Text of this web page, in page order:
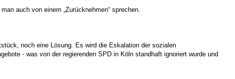
auch von einem „Zurücknehmen“ sprechen.
noch eine Lösung. Es wird die Eskalation der sozialen
- was von der regierenden SPD in Köln standhaft ignoriert wurde und